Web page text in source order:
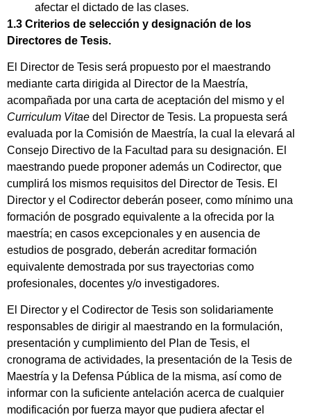
afectar el dictado de las clases.
1.3 Criterios de selección y designación de los
Directores de Tesis.
El Director de Tesis será propuesto por el maestrando
mediante carta dirigida al Director de la Maestría,
acompañada por una carta de aceptación del mismo y el
Curriculum Vitae del Director de Tesis. La propuesta será
evaluada por la Comisión de Maestría, la cual la elevará al
Consejo Directivo de la Facultad para su designación. El
maestrando puede proponer además un Codirector, que
cumplirá los mismos requisitos del Director de Tesis. El
Director y el Codirector deberán poseer, como mínimo una
formación de posgrado equivalente a la ofrecida por la
maestría; en casos excepcionales y en ausencia de
estudios de posgrado, deberán acreditar formación
equivalente demostrada por sus trayectorias como
profesionales, docentes y/o investigadores.
El Director y el Codirector de Tesis son solidariamente
responsables de dirigir al maestrando en la formulación,
presentación y cumplimiento del Plan de Tesis, el
cronograma de actividades, la presentación de la Tesis de
Maestría y la Defensa Pública de la misma, así como de
informar con la suficiente antelación acerca de cualquier
modificación por fuerza mayor que pudiera afectar el